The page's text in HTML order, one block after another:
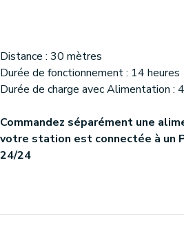
Distance : 30 mètres
Durée de fonctionnement : 14 heures
Durée de charge avec Alimentation :
Commandez séparément une
votre station est connectée à un
24/24